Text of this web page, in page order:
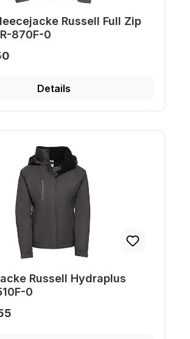
Russell Full Zip
870F-0
Details
Russell Hydraplus
0